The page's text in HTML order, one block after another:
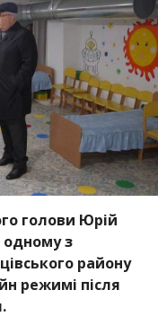
голови Юрій
одному з
району
режимі після